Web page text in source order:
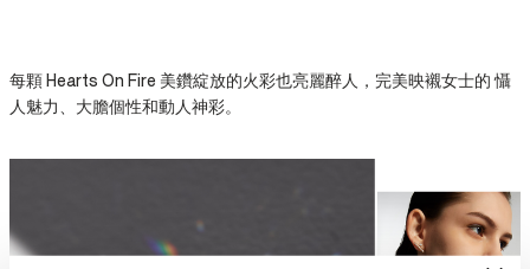
每顆 Hearts On Fire 美鑽綻放的火彩也亮麗醉人，完美映襯女士的 懾
人魅力、大膽個性和動人神彩。